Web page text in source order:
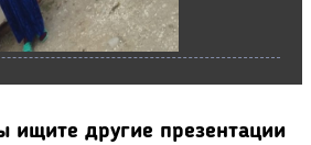
ищите другие презентации